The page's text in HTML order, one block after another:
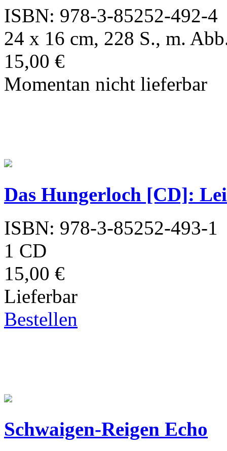
ISBN: 978-3-85252-492-4
24 x 16 cm, 228 S., m.
15,00 €
Momentan nicht lieferbar
Das Hungerloch [CD]:
ISBN: 978-3-85252-493-1
1 CD
15,00 €
Lieferbar
Bestellen
Schwaigen-Reigen Echo